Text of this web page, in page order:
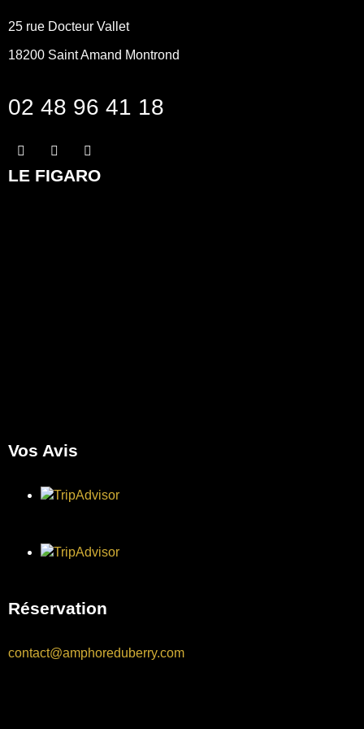
25 rue Docteur Vallet
18200 Saint Amand Montrond
02 48 96 41 18
LE FIGARO
Vos Avis
Réservation
contact@amphoreduberry.com